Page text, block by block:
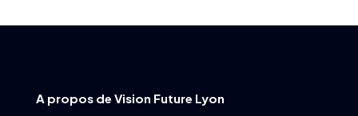
A propos de Vision Future Lyon